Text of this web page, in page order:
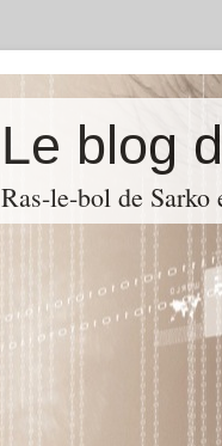
Le blog
Ras-le-bol de